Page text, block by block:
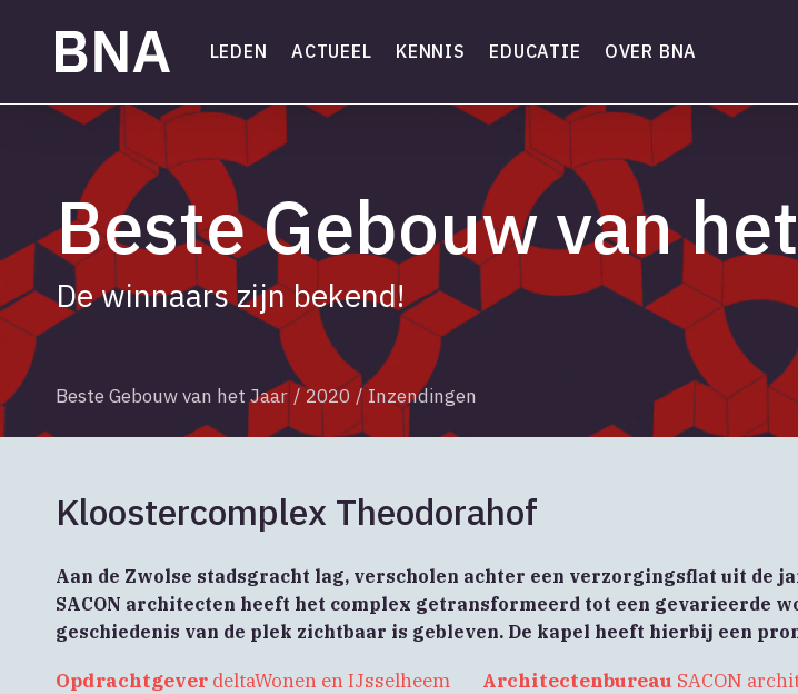
LEDEN ACTUEEL KENNIS EDUCATIE OVER BNA
Beste Gebouw van
De winnaars zijn bekend!
Beste Gebouw van het Jaar/ 2020 /Inzendingen
Kloostercomplex Theodorahof
Aan de Zwolse stadsgracht lag, verscholen achter een verzorgingsflat uit de
SACON architecten heeft het complex getransformeerd tot een gevarieerde
geschiedenis van de plek zichtbaar is gebleven. De kapel heeft hierbij een
Opdrachtgever deltaWonen en IJsselheem Architectenbureau SACON